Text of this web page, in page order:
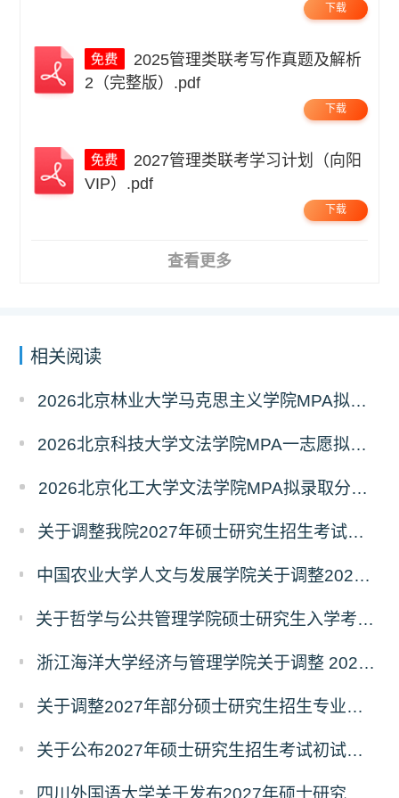
下载
2（完整版）.pdf
下载
VIP）.pdf
下载
查看更多
相关阅读
2026北京林业大学马克思主义学院MPA拟录取分析解读
2026北京科技大学文法学院MPA一志愿拟录取分析解读
2026北京化工大学文法学院MPA拟录取分析解读
关于调整我院2027年硕士研究生招生考试科目及参考书的通知
中国农业大学人文与发展学院关于调整2027年硕士研究生招生考试初试科目的通知
关于哲学与公共管理学院硕士研究生入学考试（初试） 考试科目及参考书目变更的通知（二）
浙江海洋大学经济与管理学院关于调整 2027年硕士研究生招生考试初试科目的公告
关于调整2027年部分硕士研究生招生专业初试考试科目的公告（持续更新中）
关于公布2027年硕士研究生招生考试初试自命题科目考试大纲的通知
四川外国语大学关于发布2027年硕士研究生招生考试自命题科目大纲的公告